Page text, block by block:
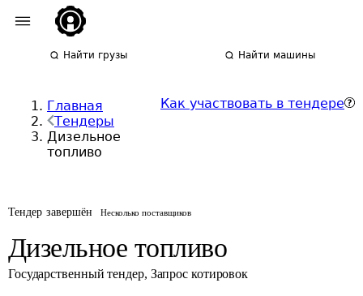
Найти грузы Найти машины
Главная
Тендеры
Дизельное
топливо
Как участвовать в тендере
Тендер завершён Несколько поставщиков
Дизельное топливо
Государственный тендер, Запрос котировок